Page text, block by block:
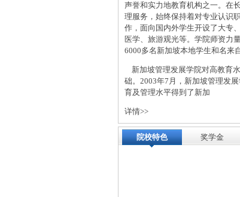
声誉和实力地教育机构之一。在
理服务，始终保持着对专业认识
作，面向国内外学生开设了大专
医学、旅游观光等。学院师资力
6000多名新加坡本地学生和名来
新加坡管理发展学院对高教育
础。2003年7月，新加坡管理发
育及管理水平得到了新加
详情>>
院校特色 奖学金